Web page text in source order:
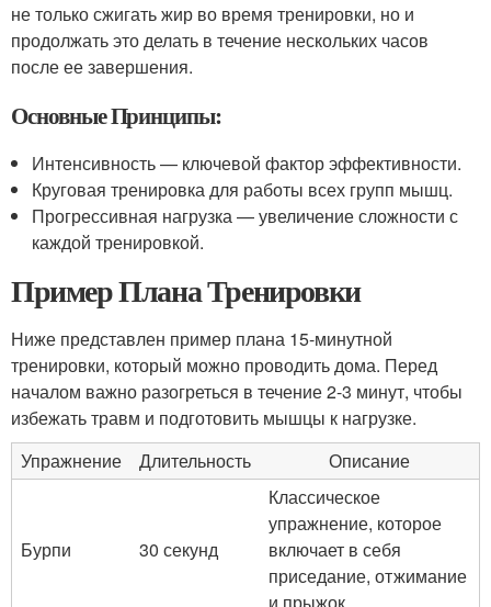
не только сжигать жир во время тренировки, но и
продолжать это делать в течение нескольких часов
после ее завершения.
Основные Принципы:
Интенсивность — ключевой фактор эффективности.
Круговая тренировка для работы всех групп мышц.
Прогрессивная нагрузка — увеличение сложности с
каждой тренировкой.
Пример Плана Тренировки
Ниже представлен пример плана 15-минутной
тренировки, который можно проводить дома. Перед
началом важно разогреться в течение 2-3 минут, чтобы
избежать травм и подготовить мышцы к нагрузке.
Упражнение
Длительность Описание
Бурпи 30 секунд
Классическое
упражнение, которое
включает в себя
приседание, отжимание